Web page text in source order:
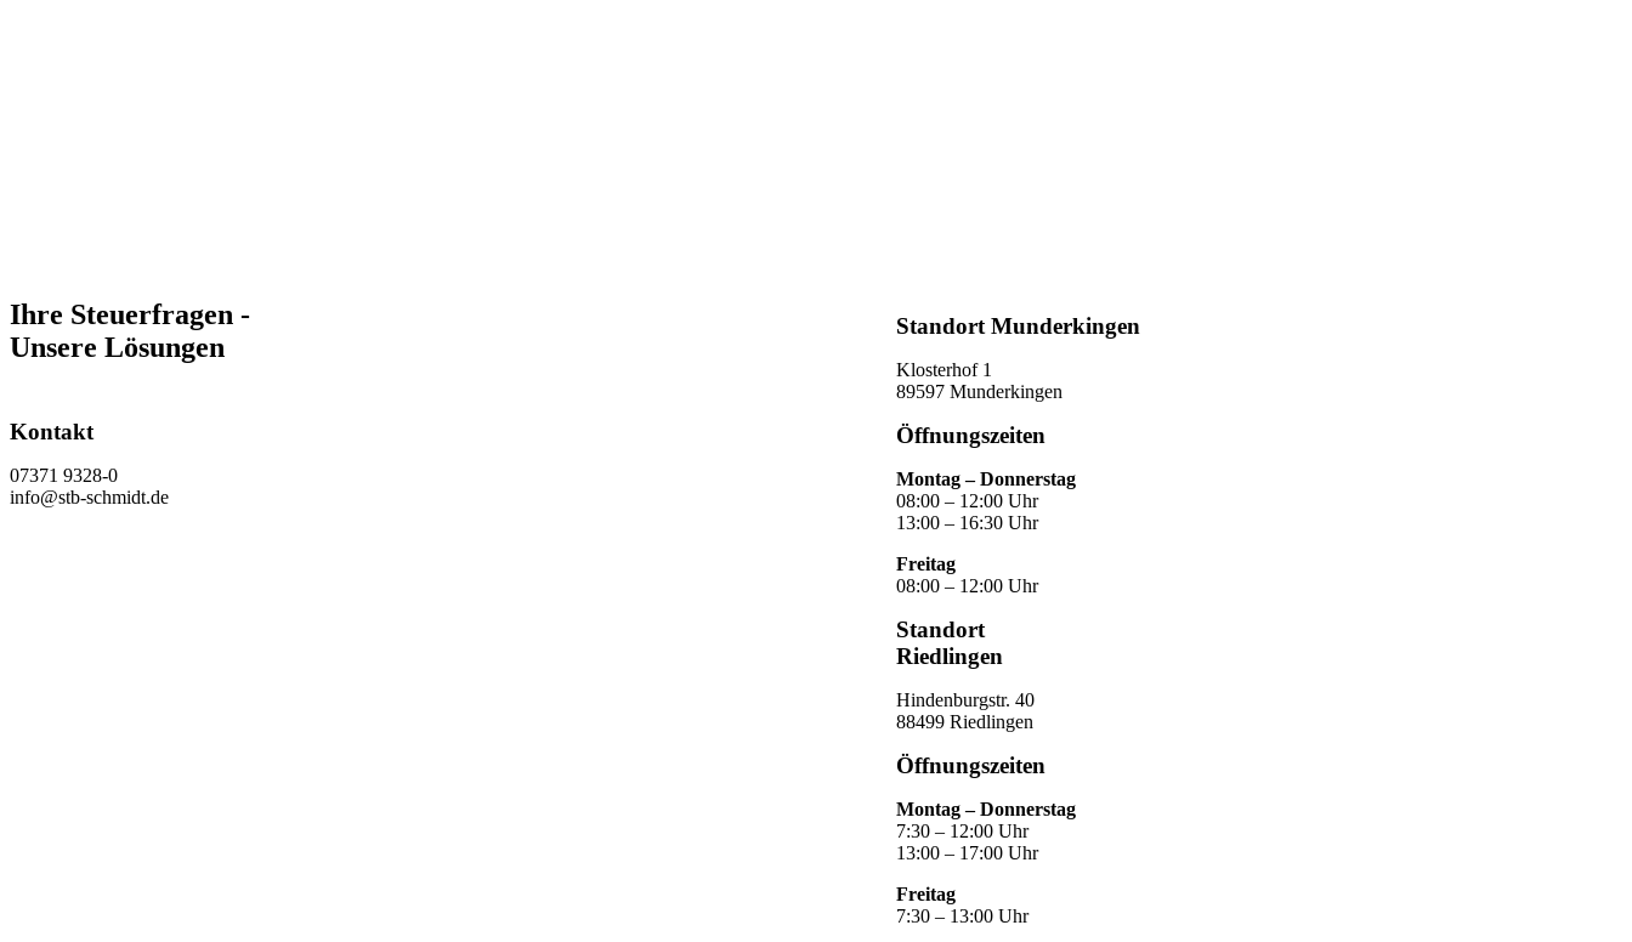
Ihre Steuerfragen -
Unsere Lösungen
Kontakt
07371 9328-0
info@stb-schmidt.de
Standort Munderkingen
Klosterhof 1
89597 Munderkingen
Öffnungszeiten
Montag – Donnerstag
08:00 – 12:00 Uhr
13:00 – 16:30 Uhr
Freitag
08:00 – 12:00 Uhr
Standort
Riedlingen
Hindenburgstr. 40
88499 Riedlingen
Öffnungszeiten
Montag – Donnerstag
7:30 – 12:00 Uhr
13:00 – 17:00 Uhr
Freitag
7:30 – 13:00 Uhr